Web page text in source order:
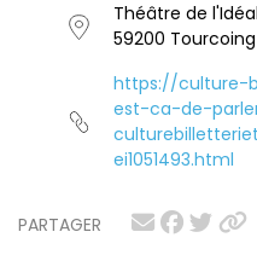
PARTAGER
Théâtre de
59200 Tourcoing
https://culture-
est-ca-de-
ei1051493.html